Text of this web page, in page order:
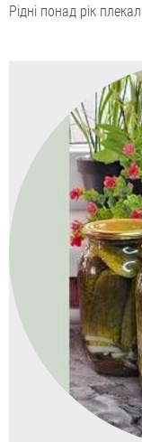
Рідні понад рік